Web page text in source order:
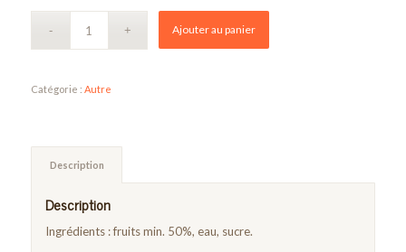
Ajouter au panier
Catégorie : Autre
Description
Description
Ingrédients : fruits min. 50%, eau, sucre.